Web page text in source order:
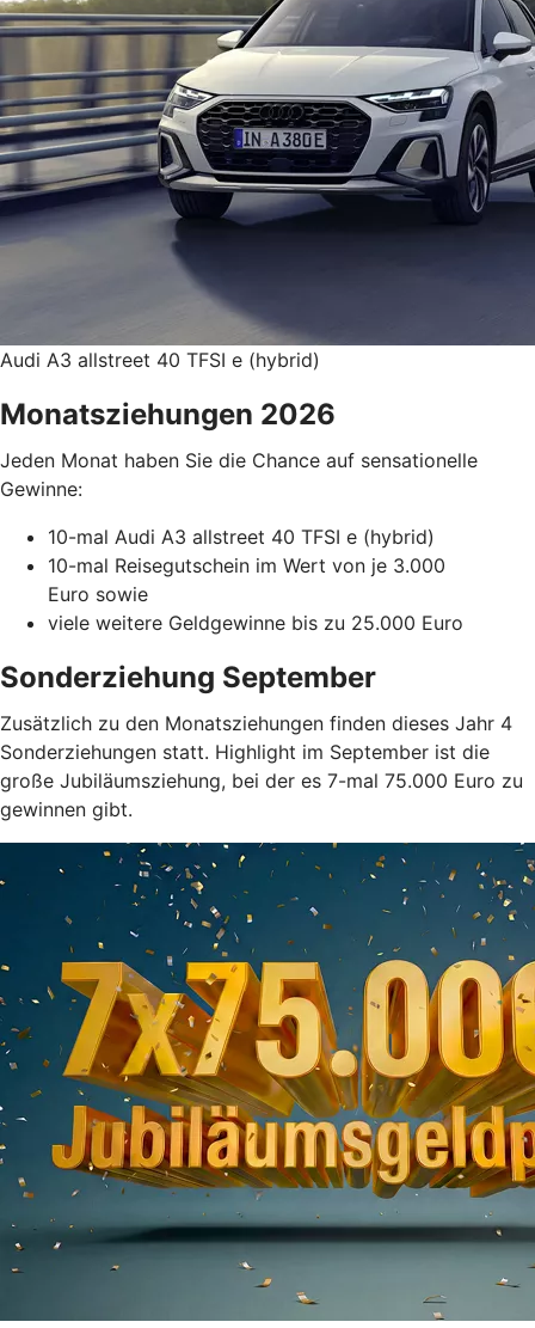
Audi A3 allstreet 40 TFSI e (hybrid)
Monatsziehungen 2026
Jeden Monat haben Sie die Chance auf sensationelle
Gewinne:
10-mal Audi A3 allstreet 40 TFSI e (hybrid)
10-mal Reisegutschein im Wert von je 3.000
Euro sowie
viele weitere Geldgewinne bis zu 25.000 Euro
Sonderziehung September
Zusätzlich zu den Monatsziehungen finden dieses Jahr 4
Sonderziehungen statt. Highlight im September ist die
große Jubiläumsziehung, bei der es 7-mal 75.000 Euro zu
gewinnen gibt.